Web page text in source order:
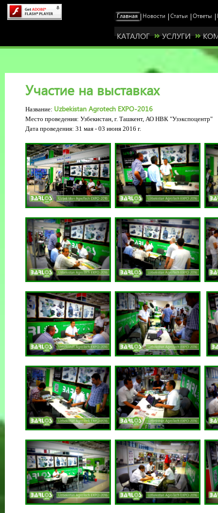
КАТАЛОГ УСЛУГИ
Участие на выставках
Название: Uzbekistan Agrotech EXPO-2016
Место проведения: Узбекистан, г. Ташкент, АО НВК "Узэкспоцентр"
Дата проведения: 31 мая - 03 июня 2016 г.